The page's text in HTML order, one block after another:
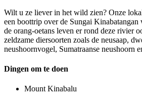
Wilt u ze liever in het wild zien? Onze
een boottrip over de Sungai Kinabatangan
de orang-oetans leven er rond deze rivier
zeldzame diersoorten zoals de neusaap,
neushoornvogel, Sumatraanse neushoorn
Dingen om te doen
Mount Kinabalu